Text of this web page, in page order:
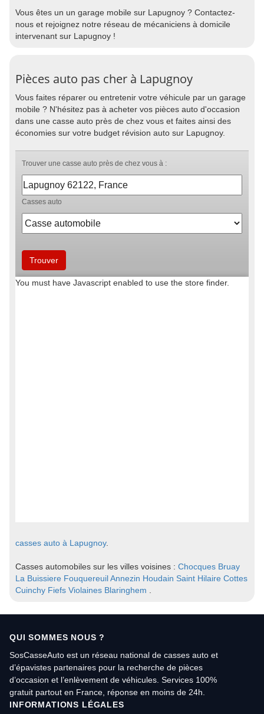
Vous êtes un un garage mobile sur Lapugnoy ? Contactez-
nous et rejoignez notre réseau de mécaniciens à domicile
intervenant sur Lapugnoy !
Pièces auto pas cher à Lapugnoy
Vous faites réparer ou entretenir votre véhicule par un garage
mobile ? N'hésitez pas à acheter vos pièces auto d'occasion
dans une casse auto près de chez vous et faites ainsi des
économies sur votre budget révision auto sur Lapugnoy.
casses auto à Lapugnoy.
Casses automobiles sur les villes voisines : Chocques Bruay
La Buissiere FouquereuilAnnezin Houdain Saint Hilaire Cottes
Cuinchy Fiefs Violaines Blaringhem
QUI SOMMES NOUS ?
SosCasseAuto est un réseau national de casses auto et
d’épavistes partenaires pour la recherche de pièces
d’occasion et l’enlèvement de véhicules. Services 100%
gratuit partout en France, réponse en moins de 24h.
INFORMATIONS LÉGALES